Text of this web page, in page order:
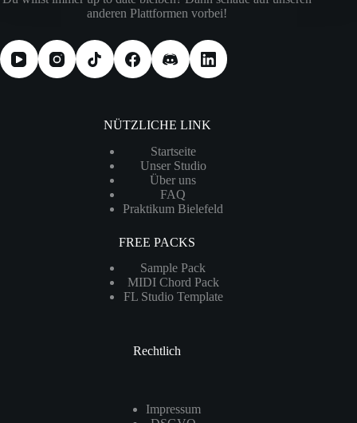
anderen Plattformen vorbei!
NÜTZLICHE LINK
Startseite
Unser Studio
Über uns
FAQ
Praktikum Bielefeld
FREE PACKS
Sample Pack
MIDI Chord Pack
FL Studio Template
Rechtlich
Impressum